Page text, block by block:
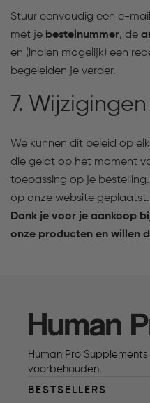
Stuur eenvoudig een e-
met je bestelnummer, de
en (indien mogelijk) een
begeleiden je verder.
7.
We kunnen dit beleid op
die geldt op het moment
toepassing op je
op onze website geplaatst.
Dank je voor je aankoop
onze producten en willen
Human
Human Pro
voorbehouden.
BESTSELLERS